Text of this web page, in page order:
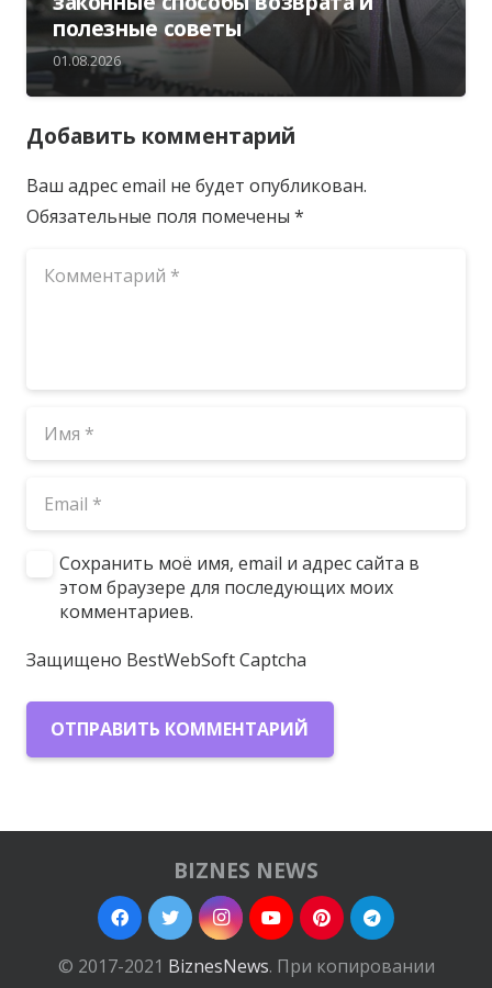
полезные советы
01.08.2026
Добавить комментарий
Ваш адрес email не будет опубликован.
Обязательные поля помечены *
Сохранить моё имя, email и адрес сайта в
этом браузере для последующих моих
комментариев.
Защищено BestWebSoft Captcha
ОТПРАВИТЬ КОММЕНТАРИЙ
BIZNES NEWS
© 2017-2021 BiznesNews. При копировании